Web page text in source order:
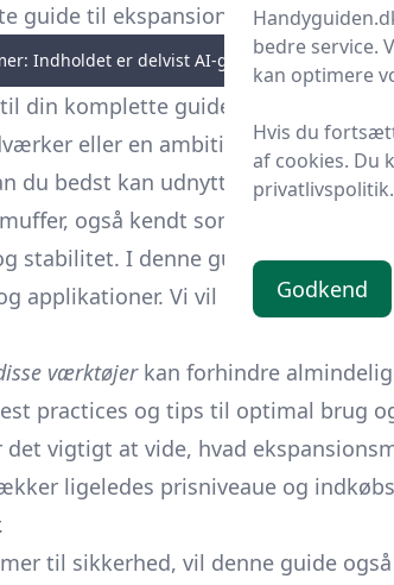
guide til ekspansionsmuffer
Indholdet er delvist AI-genereret. Klik her
din komplette guide til
eller en ambitiøs gør-det-selv-
du bedst kan udnytte dens potentiale.
også kendt som
stabilitet. I denne guide vil vi
applikationer. Vi vil også belyse de
værktøjerkan forhindre
practices og tips til optimal brug
det vigtigt at vide, hvad
ligeledes prisniveaue og
til sikkerhed, vil denne guide
bedre service.
kan optimere
Hvis du
af cookies. Du
privatlivspolitik.
Godkend